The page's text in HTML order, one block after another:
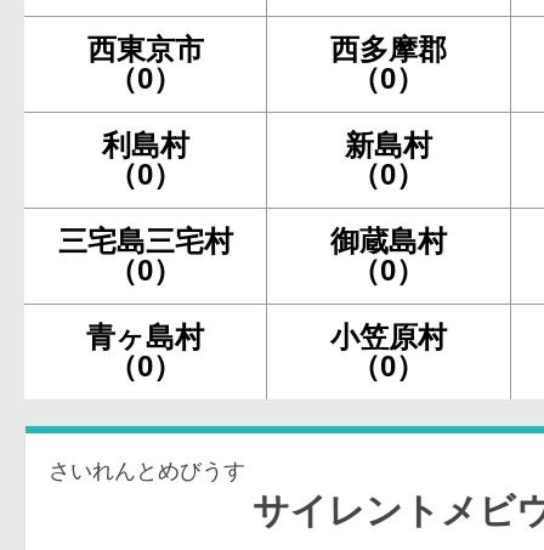
西東京市
（0）
西多摩郡
（0）
利島村
（0）
新島村
（0）
三宅島三宅村
（0）
御蔵島村
（0）
青ヶ島村
（0）
小笠原村
（0）
さいれんとめびうす
サイレントメビウス